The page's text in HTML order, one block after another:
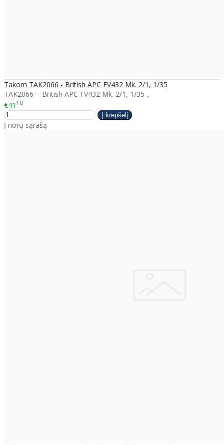
Takom TAK2066 - British APC FV432 Mk. 2/1, 1/35
TAK2066 - British APC FV432 Mk. 2/1, 1/35 ..
€41 10
Į norų sąrašą